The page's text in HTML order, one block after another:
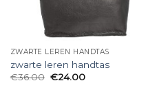
ZWARTE LEREN HANDTAS
zwarte leren handtas
€36.00 €24.00